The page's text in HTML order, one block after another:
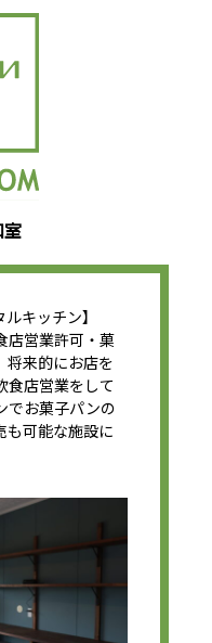
キッチン】
店営業許可・菓
将来的にお店を
食店営業をして
でお菓子パンの
も可能な施設に